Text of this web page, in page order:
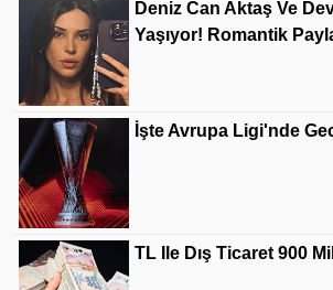
Deniz Can Aktaş Ve
Yaşıyor! Romantik
İşte Avrupa Ligi'nde
TL Ile Dış Ticaret 900